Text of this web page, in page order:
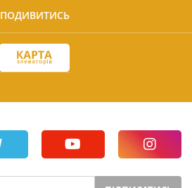
ПОДИВИТИСЬ